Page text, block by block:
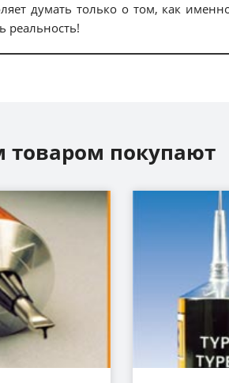
думать только о том, как
реальность!
товаром покупают